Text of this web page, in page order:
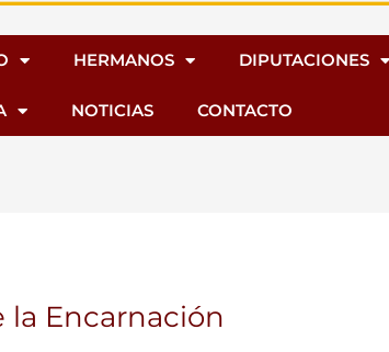
HERMANOS DIPUTACIONES
NOTICIAS CONTACTO
la Encarnación